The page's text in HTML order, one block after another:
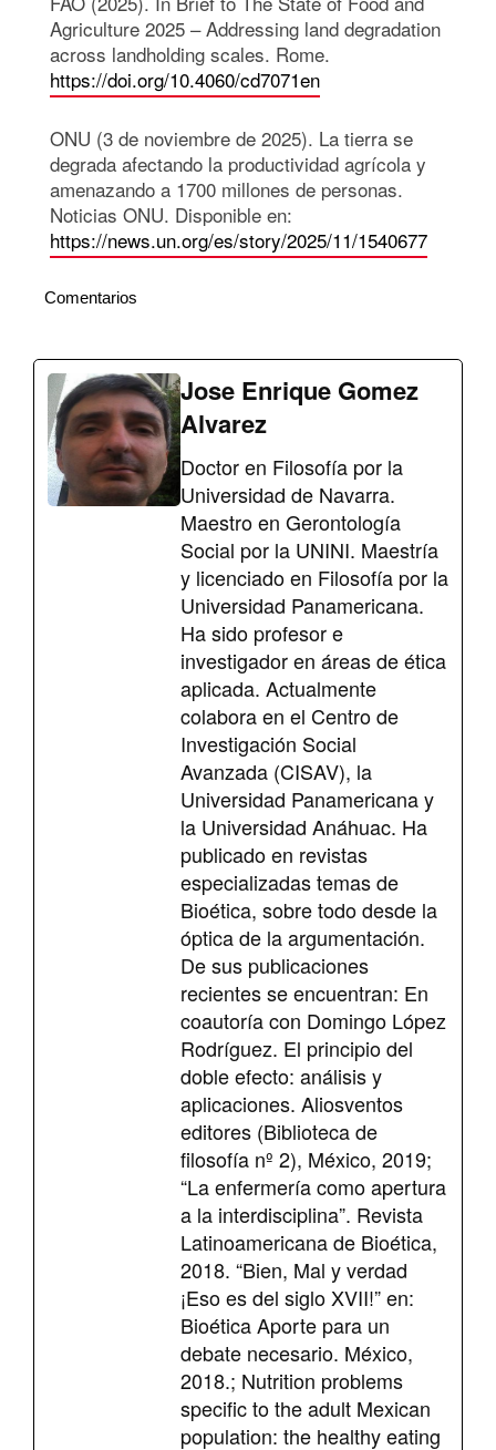
Agriculture 2025 – Addressing land degradation
across landholding scales. Rome.
https://doi.org/10.4060/cd7071en
ONU (3 de noviembre de 2025). La tierra se
degrada afectando la productividad agrícola y
amenazando a 1700 millones de personas.
Noticias ONU. Disponible en:
https://news.un.org/es/story/2025/11/1540677
Comentarios
Jose Enrique Gomez
Alvarez
Doctor en Filosofía por la
Universidad de Navarra.
Maestro en Gerontología
Social por la UNINI. Maestría
y licenciado en Filosofía por la
Universidad Panamericana.
Ha sido profesor e
investigador en áreas de ética
aplicada. Actualmente
colabora en el Centro de
Investigación Social
Avanzada (CISAV), la
Universidad Panamericana y
la Universidad Anáhuac. Ha
publicado en revistas
especializadas temas de
Bioética, sobre todo desde la
óptica de la argumentación.
De sus publicaciones
recientes se encuentran: En
coautoría con Domingo López
Rodríguez. El principio del
doble efecto: análisis y
aplicaciones. Aliosventos
editores (Biblioteca de
filosofía nº 2), México, 2019;
“La enfermería como apertura
a la interdisciplina”. Revista
Latinoamericana de Bioética,
2018. “Bien, Mal y verdad
¡Eso es del siglo XVII!” en:
Bioética Aporte para un
debate necesario. México,
2018.; Nutrition problems
specific to the adult Mexican
population: the healthy eating